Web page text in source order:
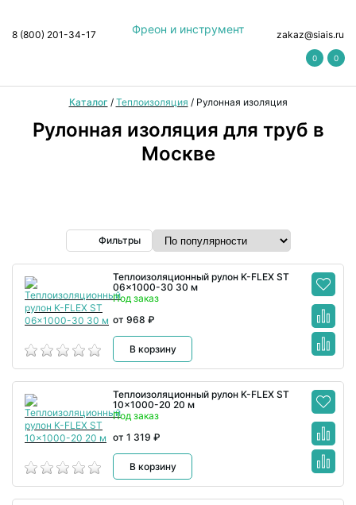
Фреон и инструмент
8 (800) 201-34-17 zakaz@siais.ru
0 0
Каталог / Теплоизоляция / Рулонная изоляция
Рулонная изоляция для труб в
Москве
Фильтры
Теплоизоляционный рулон K-FLEX ST
06x1000-30 30 м
Под заказ
от 968 ₽
В корзину
Теплоизоляционный рулон K-FLEX ST
10x1000-20 20 м
Под заказ
от 1 319 ₽
В корзину